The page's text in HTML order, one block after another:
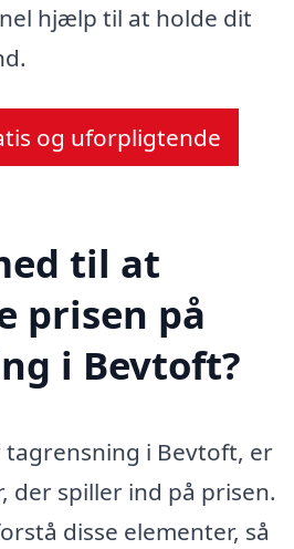
hjælp til at holde dit
og uforpligtende
til at
prisen på
i Bevtoft?
i Bevtoft, er
der spiller ind på prisen.
disse elementer, så